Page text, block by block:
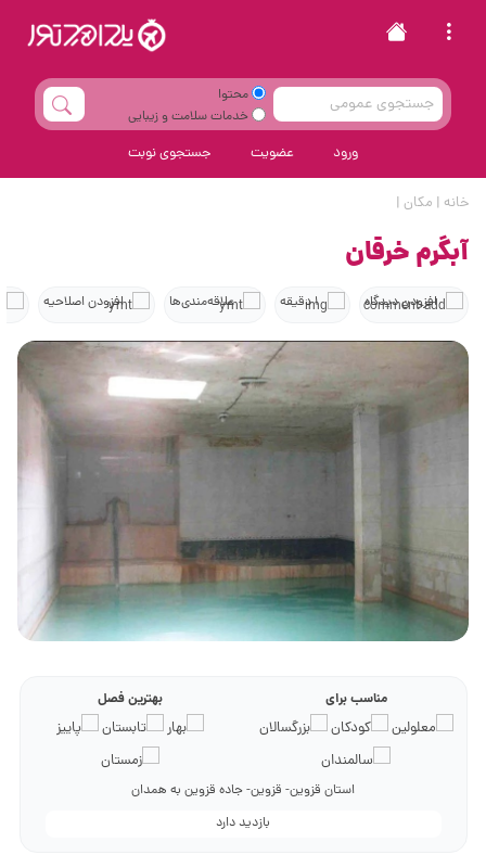
محتوا
خدمات سلامت و زیبایی
ورود عضویت جستجوی نوبت
خانه | مکان |
آبگرم خرقان
افزودن دیدگاه 1 دقیقه علاقه‌مندی‌ها افزودن اصلاحیه
مناسب برای بهترین فصل
استان قزوین- قزوین- جاده قزوین به همدان
بازدید دارد